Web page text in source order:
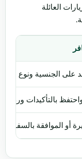
العائلة
على الجنسية ونوع جواز
بالتأكيدات ورد
أو الموافقة